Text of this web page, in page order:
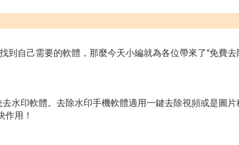
到自己需要的軟體，那麼今天小編就為各位帶來了"免費
水印軟體。去除水印手機軟體適用一鍵去除視頻或是圖
用！